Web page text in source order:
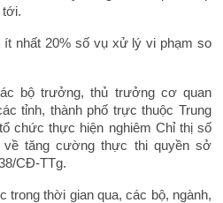
tới.
nhất 20% số vụ xử lý vi phạm so
bộ trưởng, thủ trưởng cơ quan
tỉnh, thành phố trực thuộc Trung
chức thực hiện nghiêm Chỉ thị số
về tăng cường thực thi quyền sở
CĐ-TTg.
thời gian qua, các bộ, ngành,